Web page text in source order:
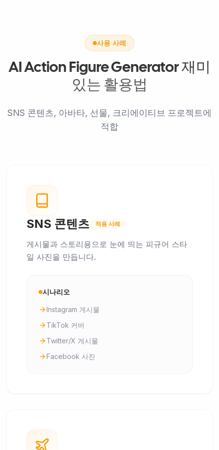
사용 사례
AI Action Figure Generator 재미
있는 활용법
SNS 콘텐츠, 아바타, 선물, 크리에이티브 프로젝트에
적합
SNS 콘텐츠 적용 사례
게시물과 스토리용으로 눈에 띄는 피규어 스타
일 사진을 만듭니다.
시나리오
Instagram 게시물
TikTok 커버
Twitter/X 게시물
Facebook 사진